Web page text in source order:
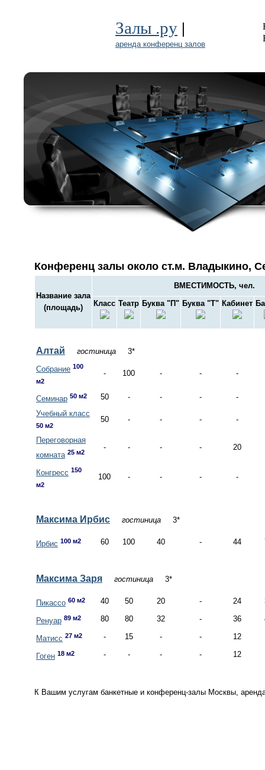
Залы .ру |
аренда конференц залов
Конференц залы около ст.м. Владыкино,
Название зала
(площадь)
ВМЕСТИМОСТЬ, чел.
Класс Театр Буква "П" Буква "Т" Кабинет
Алтай гостиница 3*
Собрание 100
м2
- 100 - - -
Семинар 50 м2 50 - - -
-
Учебный класс
50 м2
50 - - - -
Переговорная
комната 25 м2
- - - - 20
Конгресс 150
м2
100 - - - -
Максима Ирбис гостиница 3*
Ирбис 100 м2 60 100 40 - 44
Максима Заря гостиница 3*
Пикассо 60 м2 40 50 20 - 24
Ренуар 89 м2 80 80 32 - 36
Матисс 27 м2 - 15 - - 12
Гоген 18 м2 - - - - 12
К Вашим услугам банкетные и конференц-залы Москвы,